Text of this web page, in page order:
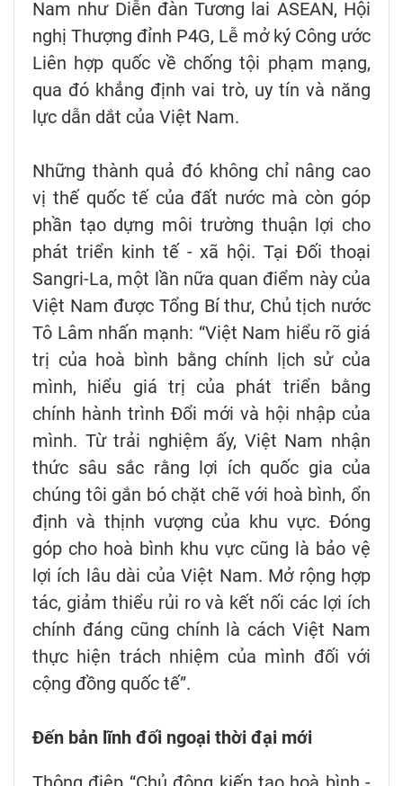
Nam như Diễn đàn Tương lai ASEAN, Hội
nghị Thượng đỉnh P4G, Lễ mở ký Công ước
Liên hợp quốc về chống tội phạm mạng,
qua đó khẳng định vai trò, uy tín và năng
lực dẫn dắt của Việt Nam.
Những thành quả đó không chỉ nâng cao
vị thế quốc tế của đất nước mà còn góp
phần tạo dựng môi trường thuận lợi cho
phát triển kinh tế - xã hội. Tại Đối thoại
Sangri-La, một lần nữa quan điểm này của
Việt Nam được Tổng Bí thư, Chủ tịch nước
Tô Lâm nhấn mạnh: “Việt Nam hiểu rõ giá
trị của hoà bình bằng chính lịch sử của
mình, hiểu giá trị của phát triển bằng
chính hành trình Đổi mới và hội nhập của
mình. Từ trải nghiệm ấy, Việt Nam nhận
thức sâu sắc rằng lợi ích quốc gia của
chúng tôi gắn bó chặt chẽ với hoà bình, ổn
định và thịnh vượng của khu vực. Đóng
góp cho hoà bình khu vực cũng là bảo vệ
lợi ích lâu dài của Việt Nam. Mở rộng hợp
tác, giảm thiểu rủi ro và kết nối các lợi ích
chính đáng cũng chính là cách Việt Nam
thực hiện trách nhiệm của mình đối với
cộng đồng quốc tế”.
Đến bản lĩnh đối ngoại thời đại mới